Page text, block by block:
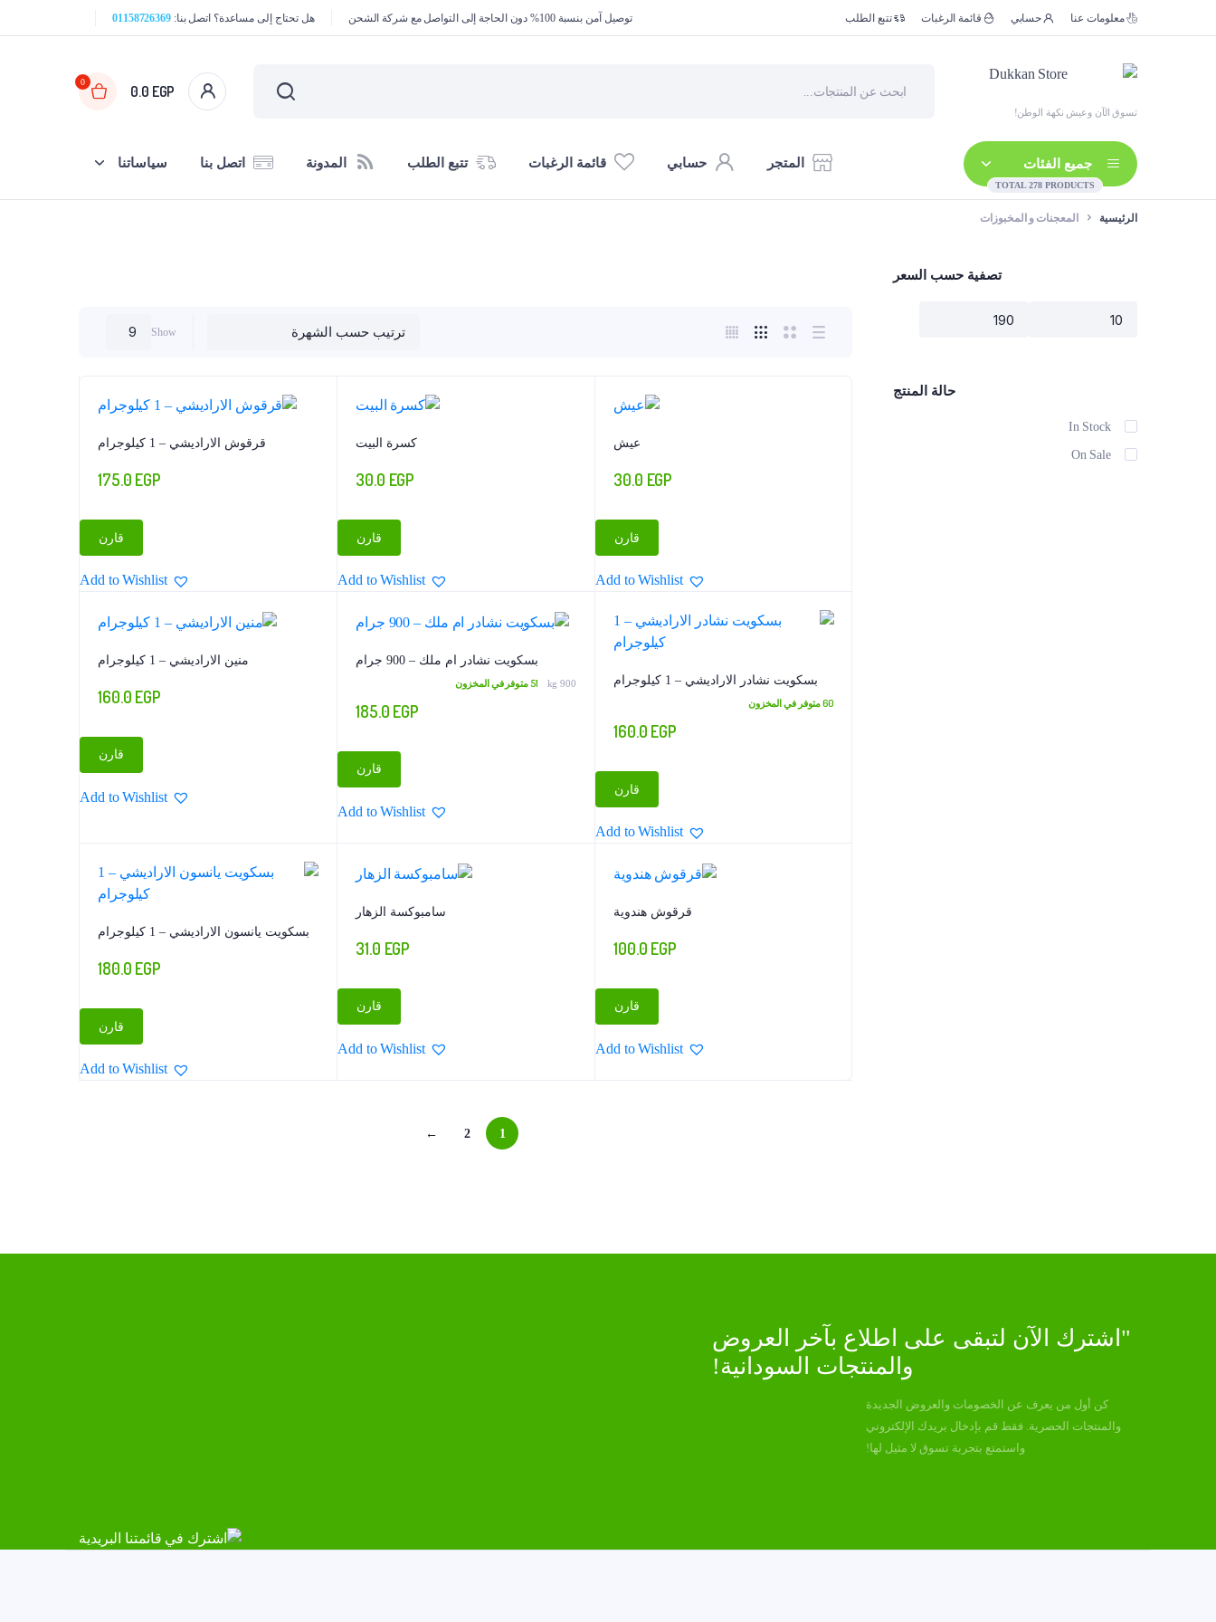
معلومات عنا حسابي قائمة الرغبات تتبع الطلب توصيل آمن بنسبة 100% دون الحاجة إلى التواصل مع شركة الشحن هل تحتاج إلى مساعدة؟ اتصل بنا:01158726369
تسوق الآن وعيش نكهة الوطن!
0.0 EGP
0
جميع الفئات
TOTAL 278 PRODUCTS
المتجر حسابي قائمة الرغبات تتبع الطلب المدونة اتصل بنا سياساتنا
الرئيسية المعجنات و المخبوزات
Show
عيش
30.0 EGP
قارن
Add to Wishlist
كسرة البيت
30.0 EGP
قارن
Add to Wishlist
قرقوش الاراديشي – 1 كيلوجرام
175.0 EGP
قارن
Add to Wishlist
بسكويت نشادر الاراديشي – 1 كيلوجرام
60 متوفر في المخزون
160.0 EGP
قارن
Add to Wishlist
بسكويت نشادر ام ملك – 900 جرام
900 kg 51 متوفر في المخزون
185.0 EGP
قارن
Add to Wishlist
منين الاراديشي – 1 كيلوجرام
160.0 EGP
قارن
Add to Wishlist
قرقوش هندوية
100.0 EGP
قارن
Add to Wishlist
سامبوكسة الزهار
31.0 EGP
قارن
Add to Wishlist
بسكويت يانسون الاراديشي – 1 كيلوجرام
180.0 EGP
قارن
Add to Wishlist
1
2
←
تصفية حسب السعر
أدنى
أعلى
حالة المنتج
In Stock
On Sale
"اشترك الآن لتبقى على اطلاع بآخر العروض
والمنتجات السودانية!
كن أول من يعرف عن الخصومات والعروض الجديدة
والمنتجات الحصرية. فقط قم بإدخال بريدك الإلكتروني
واستمتع بتجربة تسوق لا مثيل لها!